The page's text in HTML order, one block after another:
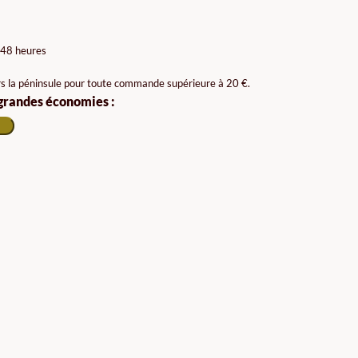
heures
la péninsule pour toute commande supérieure à 20 €.
économies :